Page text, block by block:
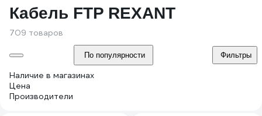
Кабель FTP REXANT
709 товаров
По популярности Фильтры
Наличие в магазинах
Цена
Производители